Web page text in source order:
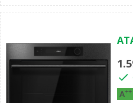
van
5
A++